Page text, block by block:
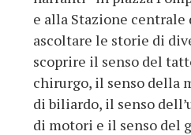
e alla Stazione centrale
ascoltare le storie di
scoprire il senso del
chirurgo, il senso della
di biliardo, il senso
di motori e il senso del